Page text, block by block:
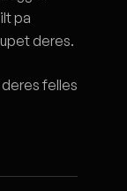
pa
deres.
felles